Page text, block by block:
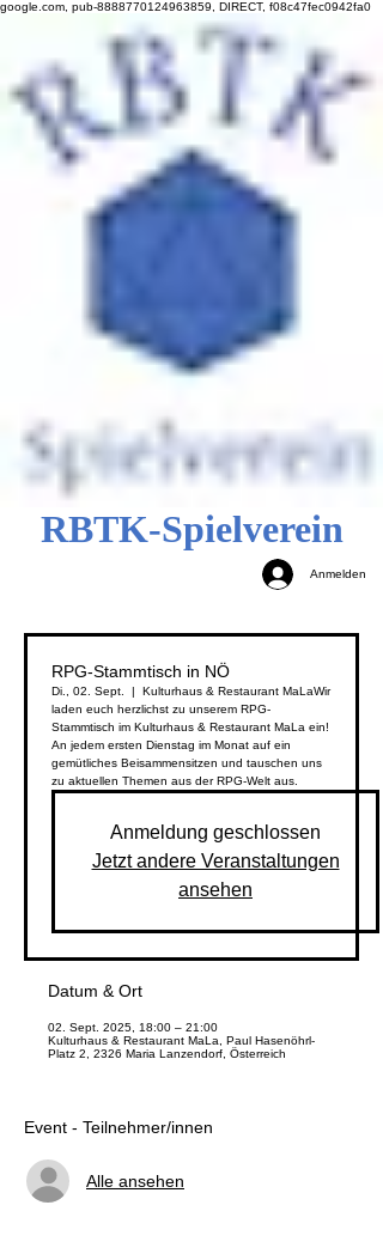
google.com, pub-8888770124963859, DIRECT, f08c47fec0942fa0
RBTK-Spielverein
Anmelden
RPG-Stammtisch in NÖ
Di., 02. Sept.
  |
Kulturhaus & Restaurant MaLaWir
laden euch herzlichst zu unserem RPG-
Stammtisch im Kulturhaus & Restaurant MaLa ein!
An jedem ersten Dienstag im Monat auf ein
gemütliches Beisammensitzen und tauschen uns
zu aktuellen Themen aus der RPG-Welt aus.
Anmeldung geschlossen
Jetzt andere Veranstaltungen
ansehen
Datum & Ort
02. Sept. 2025, 18:00 – 21:00
Kulturhaus & Restaurant MaLa, Paul Hasenöhrl-
Platz 2, 2326 Maria Lanzendorf, Österreich
Event - Teilnehmer/innen
Alle ansehen